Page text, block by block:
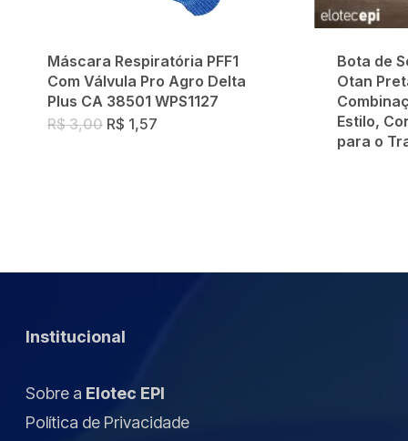
Máscara Respiratória PFF1
Com Válvula Pro Agro Delta
Plus CA 38501 WPS1127
R$3,00 O
preço
R$ 1,57O
Bota de
Otan
Estilo,
para o
Institucional
Sobre a Elotec EPI
Política de Privacidade